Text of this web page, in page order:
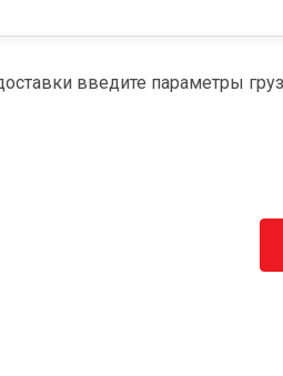
введите параметры